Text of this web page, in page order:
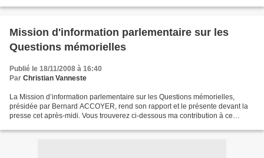
Mission d'information parlementaire sur les
Questions mémorielles
Publié le 18/11/2008 à 16:40
Par Christian Vanneste
La Mission d’information parlementaire sur les Questions mémorielles,
présidée par Bernard ACCOYER, rend son rapport et le présente devant la
presse cet après-midi. Vous trouverez ci-dessous ma contribution à ce